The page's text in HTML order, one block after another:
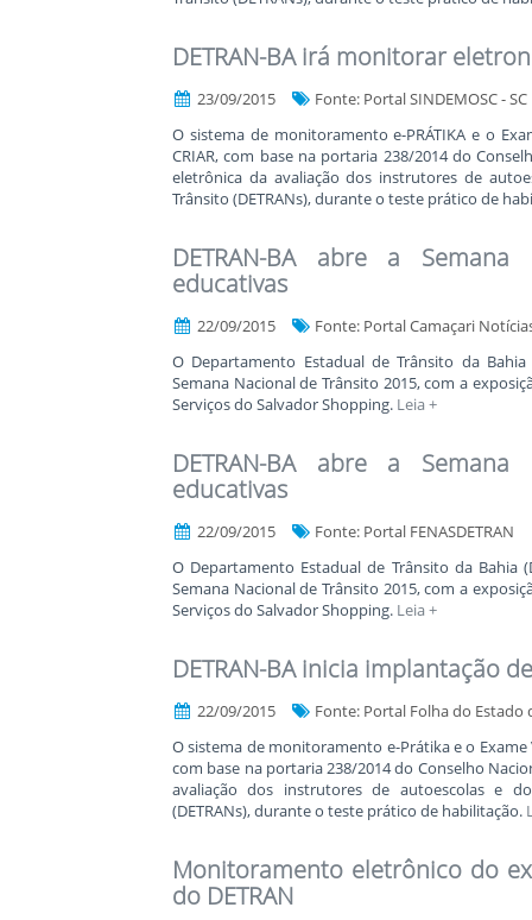
DETRAN-BA irá monitorar
23/09/2015
Fonte: Portal SINDEMOSC - SC
O sistema de monitoramento e-PRÁTIKA e o
CRIAR, com base na portaria 238/2014 do
eletrônica da avaliação dos instrutores de
Trânsito (DETRANs), durante o teste prático de
DETRAN-BA abre a
educativas
22/09/2015
Fonte: Portal Camaçari
O Departamento Estadual de Trânsito da
Semana Nacional de Trânsito 2015, com a
Serviços do Salvador Shopping. Leia +
DETRAN-BA abre a
educativas
22/09/2015
Fonte: Portal FENASDETRAN
O Departamento Estadual de Trânsito da Bahia
Semana Nacional de Trânsito 2015, com a
Serviços do Salvador Shopping. Leia +
DETRAN-BA inicia implantação
22/09/2015
Fonte: Portal Folha do Estado
O sistema de monitoramento e-Prátika e o
com base na portaria 238/2014 do Conselho
avaliação dos instrutores de autoescolas e
(DETRANs), durante o teste prático de habilitação.
Monitoramento eletrônico do
do DETRAN